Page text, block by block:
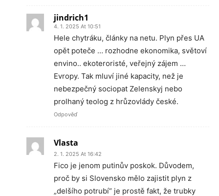
jindrich1
4. 1. 2025 At 10:51
Hele chytráku, články na netu. Plyn přes UA
opět poteče … rozhodne ekonomika, světoví
envino.. ekoteroristé, veřejný zájem …
Evropy. Tak mluví jiné kapacity, než je
nebezpečný sociopat Zelenskyj nebo
prolhaný teolog z hrůzovlády české.
Odpověď
Vlasta
2. 1. 2025 At 16:42
Fico je jenom putinův poskok. Důvodem,
proč by si Slovensko mělo zajistit plyn z
„delšího potrubí“ je prostě fakt, že trubky